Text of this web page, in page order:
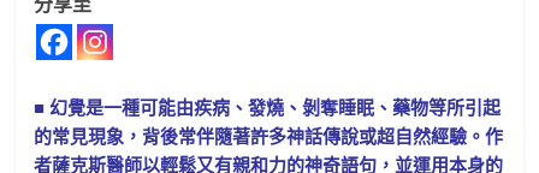
分享至
■幻覺是一種可能由疾病、發燒、剝奪睡眠、藥物等所引起
的常見現象，背後常伴隨著許多神話傳說或超自然經驗。作
者薩克斯醫師以輕鬆又有親和力的神奇語句，並運用本身的